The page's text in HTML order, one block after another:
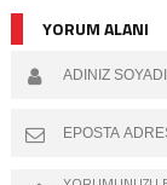
YORUM ALANI